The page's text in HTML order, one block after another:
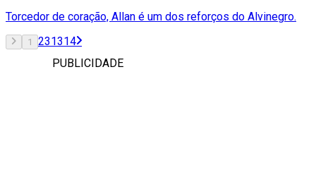
Torcedor de coração, Allan é um dos reforços do Alvinegro.
1 231314
PUBLICIDADE